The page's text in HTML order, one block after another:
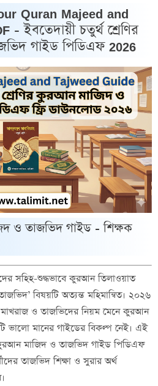
Quran Majeed and
ইবতেদায়ী চতুর্থ শ্রেণির
গাইড পিডিএফ 2026
ও তাজভিদ গাইড - শিক্ষক
সহিহ-শুদ্ধভাবে কুরআন তিলাওয়াত
বিষয়টি অত্যন্ত মহিমান্বিত। ২০২৬
মাখরাজ ও তাজভিদের নিয়ম মেনে কুরআন
ভালো মানের গাইডের বিকল্প নেই। এই
কুরআন মাজিদ ও তাজভিদ গাইড পিডিএফ
তাজভিদ শিক্ষা ও সুরার অর্থ